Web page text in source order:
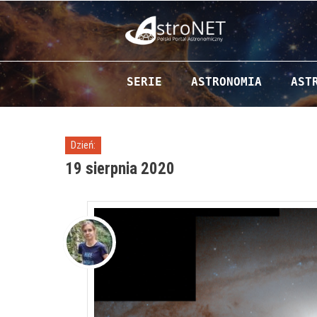
Przejdź do zawartości
SERIE ASTRONOMIA
Dzień:
19 sierpnia 2020